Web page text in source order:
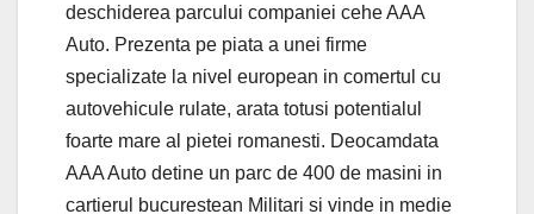
deschiderea parcului companiei cehe AAA
Auto. Prezenta pe piata a unei firme
specializate la nivel european in comertul cu
autovehicule rulate, arata totusi potentialul
foarte mare al pietei romanesti. Deocamdata
AAA Auto detine un parc de 400 de masini in
cartierul bucurestean Militari si vinde in medie